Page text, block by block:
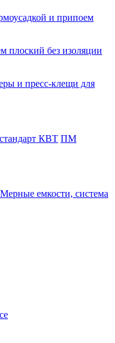
и припоем
плоский без изоляции
и пресс-клещи для
КВТ ПМ
Мерные емкости, система